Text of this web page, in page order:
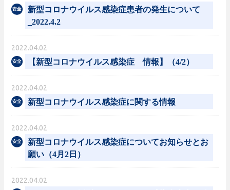
新型コロナウイルス感染症患者の発生について
_2022.4.2
2022.04.02
【新型コロナウイルス感染症 情報】（4/2）
2022.04.02
新型コロナウイルス感染症に関する情報
2022.04.02
新型コロナウイルス感染症についてお知らせとお
願い（4月2日）
2022.04.02